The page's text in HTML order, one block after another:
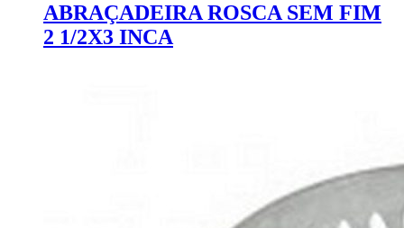
ABRAÇADEIRA ROSCA SEM FIM
2 1/2X3 INCA